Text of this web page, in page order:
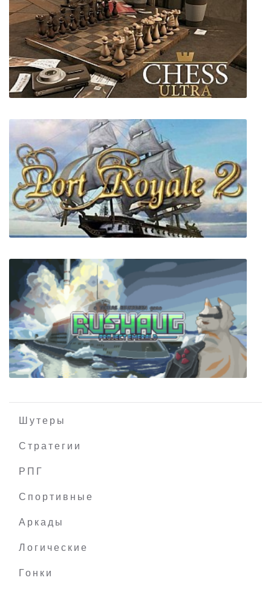
Little Big Rabbits
Chess Ultra
Port Royale 2
Шутеры
Стратегии
РПГ
Спортивные
Аркады
Логические
Гонки